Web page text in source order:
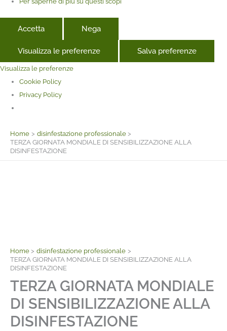
Accetta Nega
Visualizza le preferenze Salva preferenze
Visualizza le preferenze
Cookie Policy
Privacy Policy
Home
disinfestazione professionale
TERZA GIORNATA MONDIALE DI SENSIBILIZZAZIONE ALLA
DISINFESTAZIONE
Home
disinfestazione professionale
TERZA GIORNATA MONDIALE DI SENSIBILIZZAZIONE ALLA
DISINFESTAZIONE
TERZA GIORNATA MONDIALE
DI SENSIBILIZZAZIONE ALLA
DISINFESTAZIONE